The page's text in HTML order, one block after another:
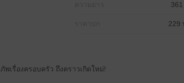
229
เรื่องครอบครัว ถึงคราวเกิดใหม่!